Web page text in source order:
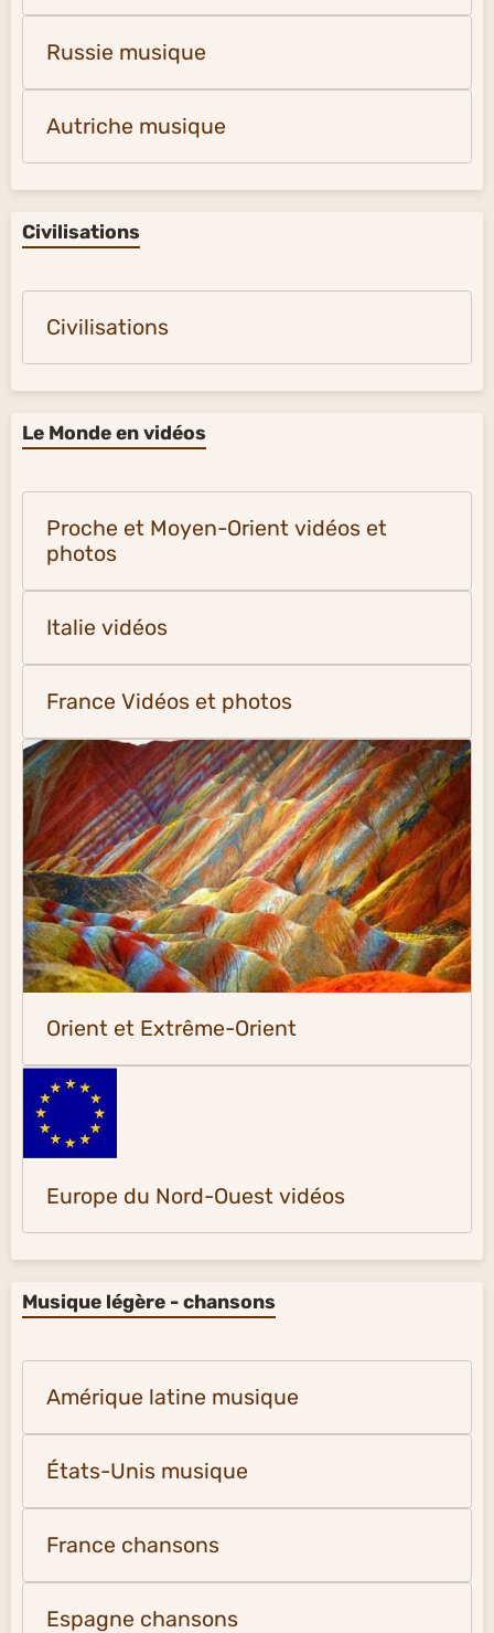
Russie musique
Autriche musique
Civilisations
Civilisations
Le Monde en vidéos
Proche et Moyen-Orient vidéos et
photos
Italie vidéos
France Vidéos et photos
Orient et Extrême-Orient
Europe du Nord-Ouest vidéos
Musique légère - chansons
Amérique latine musique
États-Unis musique
France chansons
Espagne chansons